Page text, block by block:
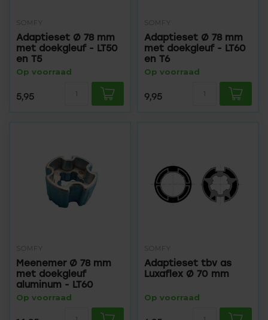
SOMFY
Adaptieset Ø 78 mm
met doekgleuf - LT50
en T5
Op voorraad
5,95
SOMFY
Adaptieset Ø 78 mm
met doekgleuf - LT60
en T6
Op voorraad
9,95
SOMFY
Meenemer Ø 78 mm
met doekgleuf
aluminum - LT60
Op voorraad
SOMFY
Adaptieset tbv as
Luxaflex Ø 70 mm
Op voorraad